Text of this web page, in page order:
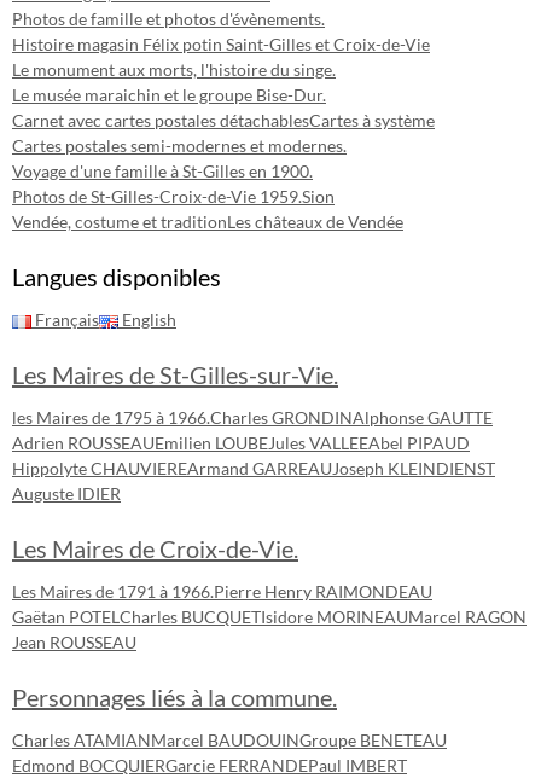
Photos de famille et photos d'évènements.
Histoire magasin Félix potin Saint-Gilles et Croix-de-Vie
Le monument aux morts, l'histoire du singe.
Le musée maraichin et le groupe Bise-Dur.
Carnet avec cartes postales détachablesCartes à système
Cartes postales semi-modernes et modernes.
Voyage d'une famille à St-Gilles en 1900.
Photos de St-Gilles-Croix-de-Vie 1959.Sion
Vendée, costume et traditionLes châteaux de Vendée
Langues disponibles
Français English
Les Maires de St-Gilles-sur-Vie.
les Maires de 1795 à 1966.Charles GRONDINAlphonse GAUTTE
Adrien ROUSSEAUEmilien LOUBEJules VALLEEAbel PIPAUD
Hippolyte CHAUVIEREArmand GARREAUJoseph KLEINDIENST
Auguste IDIER
Les Maires de Croix-de-Vie.
Les Maires de 1791 à 1966.Pierre Henry RAIMONDEAU
Gaëtan POTEL Charles BUCQUETIsidore MORINEAUMarcel RAGON
Jean ROUSSEAU
Personnages liés à la commune.
Charles ATAMIANMarcel BAUDOUINGroupe BENETEAU
Edmond BOCQUIERGarcie FERRANDEPaul IMBERT